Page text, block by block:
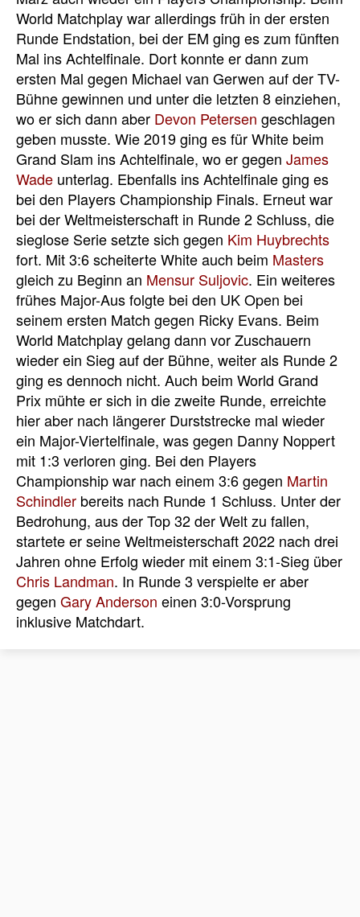
World Matchplay war allerdings früh in der ersten
Runde Endstation, bei der EM ging es zum fünften
Mal ins Achtelfinale. Dort konnte er dann zum
ersten Mal gegen Michael van Gerwen auf der TV-
Bühne gewinnen und unter die letzten 8 einziehen,
wo er sich dann aber Devon Petersen geschlagen
geben musste. Wie 2019 ging es für White beim
Grand Slam ins Achtelfinale, wo er gegen James
Wade unterlag. Ebenfalls ins Achtelfinale ging es
bei den Players Championship Finals. Erneut war
bei der Weltmeisterschaft in Runde 2 Schluss, die
sieglose Serie setzte sich gegen Kim Huybrechts
fort. Mit 3:6 scheiterte White auch beim Masters
gleich zu Beginn an Mensur Suljovic. Ein weiteres
frühes Major-Aus folgte bei den UK Open bei
seinem ersten Match gegen Ricky Evans. Beim
World Matchplay gelang dann vor Zuschauern
wieder ein Sieg auf der Bühne, weiter als Runde 2
ging es dennoch nicht. Auch beim World Grand
Prix mühte er sich in die zweite Runde, erreichte
hier aber nach längerer Durststrecke mal wieder
ein Major-Viertelfinale, was gegen Danny Noppert
mit 1:3 verloren ging. Bei den Players
Championship war nach einem 3:6 gegen Martin
Schindler bereits nach Runde 1 Schluss. Unter der
Bedrohung, aus der Top 32 der Welt zu fallen,
startete er seine Weltmeisterschaft 2022 nach drei
Jahren ohne Erfolg wieder mit einem 3:1-Sieg über
Chris Landman. In Runde 3 verspielte er aber
gegen Gary Anderson einen 3:0-Vorsprung
inklusive Matchdart.